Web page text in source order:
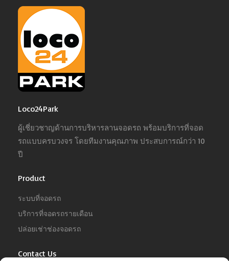
Loco24Park
ผู้เชี่ยวชาญด้านการบริหารลานจอดรถ พร้อมบริการที่จอด
รถแบบครบวงจร โดยทีมงานคุณภาพ ประสบการณ์กว่า 10
ปี
Product
ระบบที่จอดรถ
บริการที่จอดรถรายเดือน
ปล่อยเช่าช่องจอดรถ
Contact Us